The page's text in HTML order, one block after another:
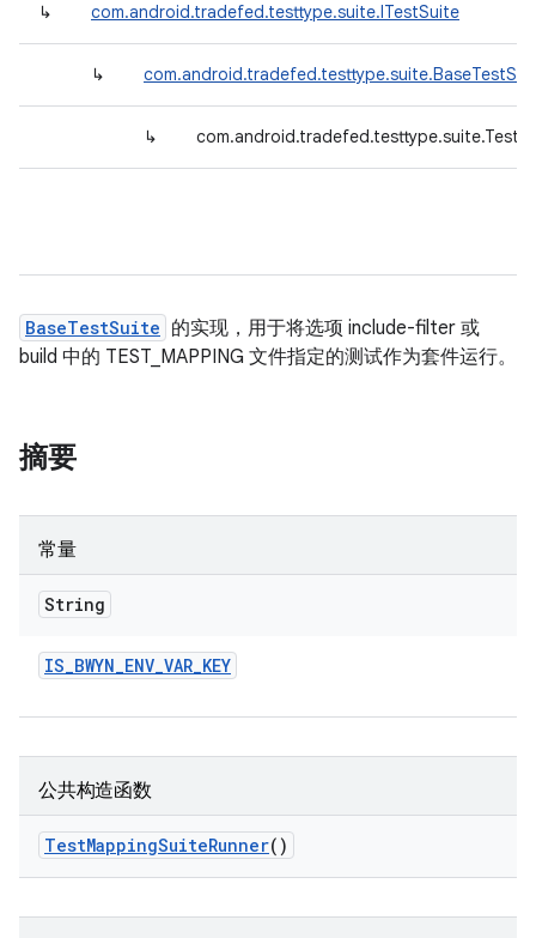
↳ com.android.tradefed.testtype.suite.ITestSuite
↳
↳
BaseTestSuite 的实现，用于将选项 include-filter 或
build 中的 TEST_MAPPING 文件指定的测试作为套件运行。
摘要
常量
String
IS_BWYN_ENV_VAR_KEY
公共构造函数
TestMappingSuiteRunner()